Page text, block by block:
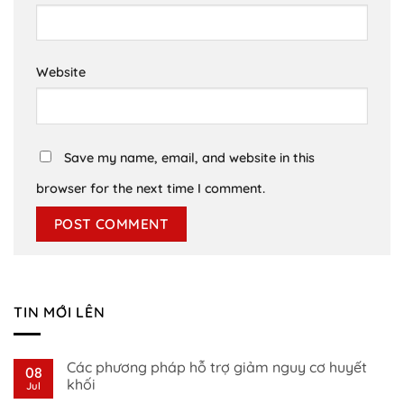
Website
Save my name, email, and website in this
browser for the next time I comment.
TIN MỚI LÊN
08
Jul
Các phương pháp hỗ trợ giảm nguy cơ huyết
khối